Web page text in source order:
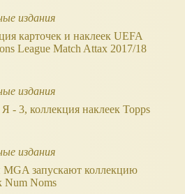
издания
карточек и наклеек UEFA
League Match Attax 2017/18
издания
- 3, коллекция наклеек Topps
издания
MGA запускают коллекцию
Num Noms